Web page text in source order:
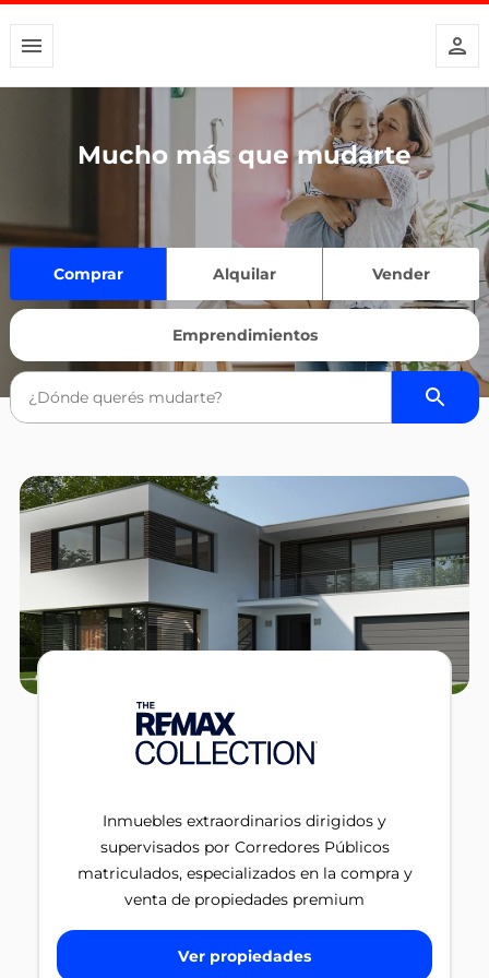
Mucho más que mudarte
Comprar Alquilar Vender
Emprendimientos
Inmuebles extraordinarios dirigidos y
supervisados por Corredores Públicos
matriculados, especializados en la compra y
venta de propiedades premium
Ver propiedades